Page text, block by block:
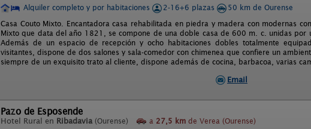
Alquiler completo y por habitaciones
2-16+6 plazas
50 km de Ourense
Casa Couto Mixto. Encantadora casa rehabilitada en piedra y madera con modernas
Mixto que data del año 1821, se compone de una doble casa de 600 m. c. unidas por
Además de un espacio de recepción y ocho habitaciones dobles totalmente
visitantes, dispone de dos salones y sala-comedor con chimenea que confiere un
siempre de un exquisito trato al cliente, dispone además de cocina, barbacoa, varias
Email
Pazo de Esposende
Hotel Rural en Ribadavia (Ourense) a 27,5 km de Verea (Ourense)